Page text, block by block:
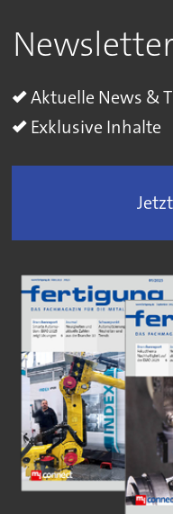
Newsletter
Aktuelle News &
Exklusive Inhalte